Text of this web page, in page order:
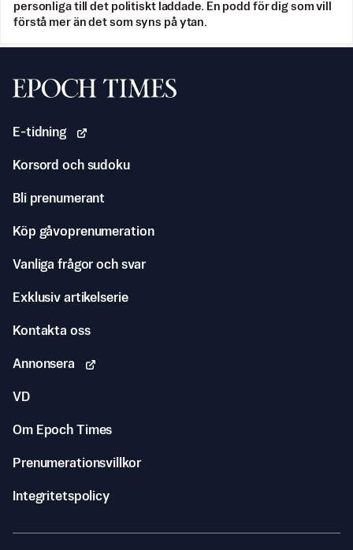
personliga till det politiskt laddade. En podd för dig som vill
förstå mer än det som syns på ytan.
Svenska Epoch Times
E-tidning
Korsord och sudoku
Bli prenumerant
Köp gåvoprenumeration
Vanliga frågor och svar
Exklusiv artikelserie
Kontakta oss
Annonsera
VD
Om Epoch Times
Prenumerationsvillkor
Integritetspolicy